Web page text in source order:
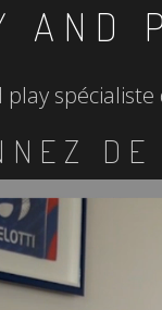
AND
play